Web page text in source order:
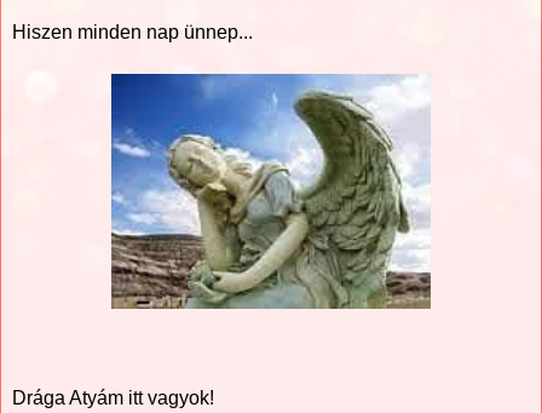
Hiszen minden nap ünnep...
Drága Atyám itt vagyok!